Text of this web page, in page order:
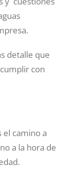
detalle que
con
el camino a
a la hora de